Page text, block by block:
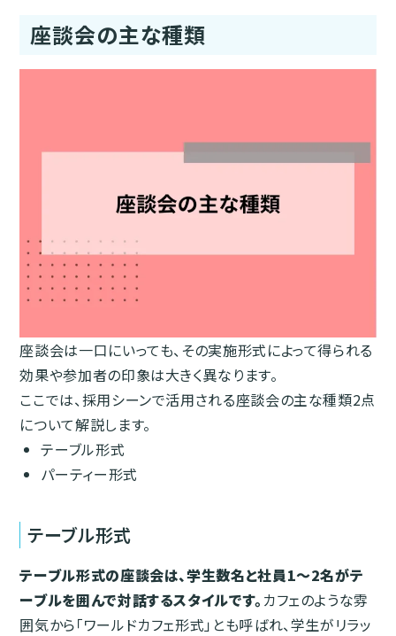
座談会の主な種類
座談会は一口にいっても、その実施形式によって得られる
効果や参加者の印象は大きく異なります。
ここでは、採用シーンで活用される座談会の主な種類2点
について解説します。
テーブル形式
パーティー形式
テーブル形式
テーブル形式の座談会は、学生数名と社員1〜2名がテ
ーブルを囲んで対話するスタイルです。 カフェのような雰
囲気から「ワールドカフェ形式」とも呼ばれ、学生がリラッ